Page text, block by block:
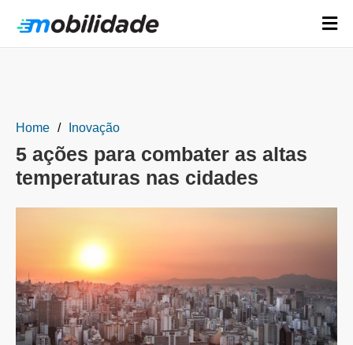
Home Inovação
5 ações para combater as altas
temperaturas nas cidades